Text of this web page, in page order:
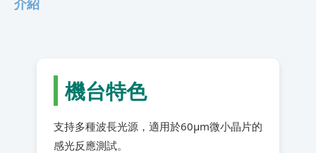
機台特色
支持多種波長光源，適用於60μm微小晶片的
感光反應測試。